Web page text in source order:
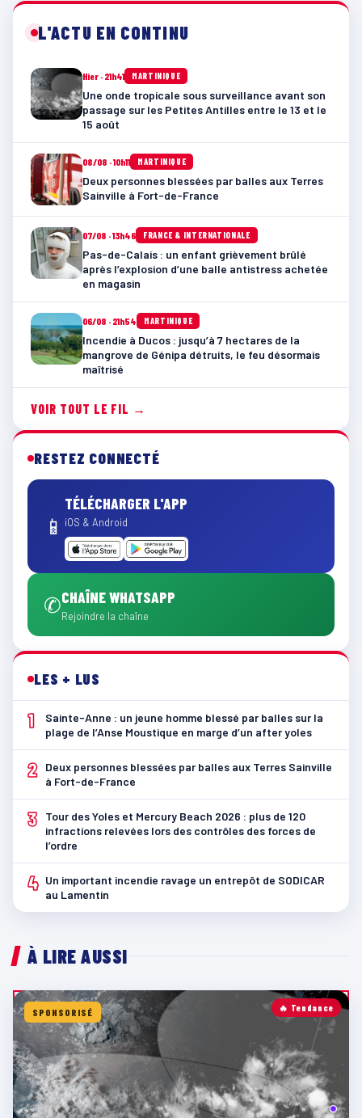
L'ACTU EN CONTINU
Hier · 21h41 MARTINIQUE
Une onde tropicale sous surveillance avant son
passage sur les Petites Antilles entre le 13 et le
15 août
08/08 · 10h11 MARTINIQUE
Deux personnes blessées par balles aux Terres
Sainville à Fort-de-France
07/08 · 13h46 FRANCE & INTERNATIONALE
Pas-de-Calais : un enfant grièvement brûlé
après l’explosion d’une balle antistress achetée
en magasin
06/08 · 21h54 MARTINIQUE
Incendie à Ducos : jusqu’à 7 hectares de la
mangrove de Génipa détruits, le feu désormais
maîtrisé
VOIR TOUT LE FIL →
RESTEZ CONNECTÉ
📱
TÉLÉCHARGER L'APP
iOS & Android
✆CHAÎNE WHATSAPP
Rejoindre la chaîne
LES + LUS
1
Sainte-Anne : un jeune homme blessé par balles sur la
plage de l’Anse Moustique en marge d’un after yoles
2
Deux personnes blessées par balles aux Terres Sainville
à Fort-de-France
3
Tour des Yoles et Mercury Beach 2026 : plus de 120
infractions relevées lors des contrôles des forces de
l’ordre
4 Un important incendie ravage un entrepôt de SODICAR
au Lamentin
À LIRE AUSSI
🔥 Tendance
SPONSORISÉ